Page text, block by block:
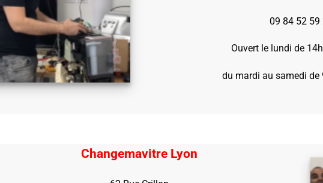
09 84 52 59
Ouvert le lundi de
du mardi au samedi de
Changemavitre Lyon